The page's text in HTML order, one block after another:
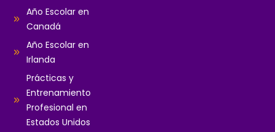
Año Escolar en
Canadá
Año Escolar en
Irlanda
Prácticas y
Entrenamiento
Profesional en
Estados Unidos